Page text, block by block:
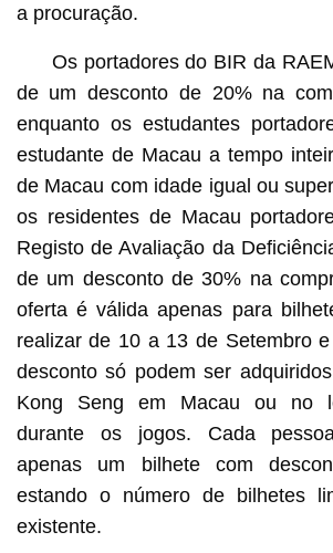
a procuração.
Os portadores do BIR da
de um desconto de 20% na
enquanto os estudantes
estudante de Macau a tempo
de Macau com idade igual ou
os residentes de Macau
Registo de Avaliação da
de um desconto de 30% na
oferta é válida apenas para
realizar de 10 a 13 de Setembro
desconto só podem ser
Kong Seng em Macau ou no
durante os jogos. Cada
apenas um bilhete com
estando o número de bilhetes
existente.